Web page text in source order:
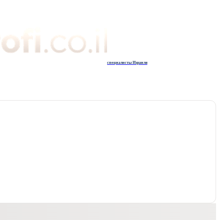
специалисты Израиля